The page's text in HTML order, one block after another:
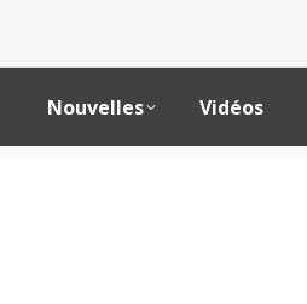
Nouvelles Vidéos